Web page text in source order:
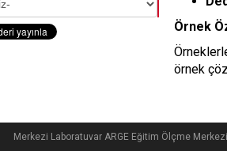
Örnek
örnek
Merkezi Laboratuvar ARGE Eğitim Ölçme